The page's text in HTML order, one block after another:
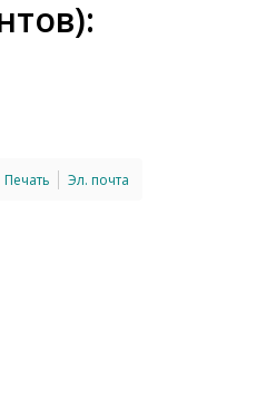
Печать Эл. почта